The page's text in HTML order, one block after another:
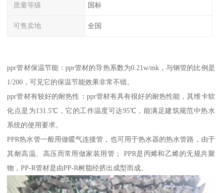
质量等级 国标
可售卖地 全国
ppr管材保温节能：ppr管材的导热系数为0.21w/mk，与钢管的比例是
1/200，可见它的保温节能效果非常不错。
ppr管材有较好的耐热性：ppr管材有具有很好的耐热性能，其维卡软
化点是为131.5℃，它的工作温度可达95℃，能满足建筑规范中热水
系统的使用要求。
PPR热水管一般用做暖气连接管，也可用于热水器的热水管路，由于
其耐高温、高压而常用做家装用管； PPR是丙烯和乙烯的无规共聚
物，PP-R管材是由PP-R树脂经挤出成型而成。